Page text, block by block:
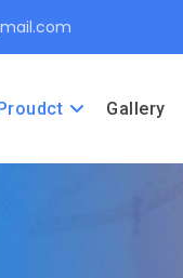
Gallery